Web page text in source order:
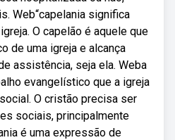
Web“capelania significa
O capelão é aquele que
de uma igreja e alcança
assistência, seja ela. Weba
evangelístico que a igreja
O cristão precisa ser
sociais, principalmente
é uma expressão de